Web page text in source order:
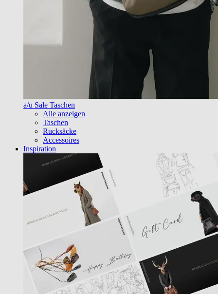
a/u Sale Taschen
Alle anzeigen
Taschen
Rucksäcke
Accessoires
Inspiration